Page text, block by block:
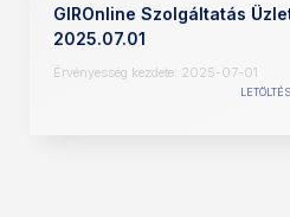
GIROnline Szolgáltatás
2025.07.01
Érvényesség kezdete: 2025-07-01
LETÖLTÉS